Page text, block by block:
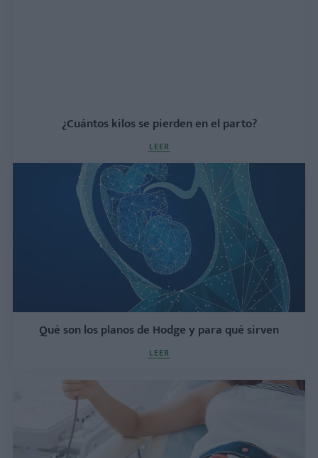
¿Cuántos kilos se pierden en el parto?
LEER
Qué son los planos de Hodge y para qué sirven
LEER